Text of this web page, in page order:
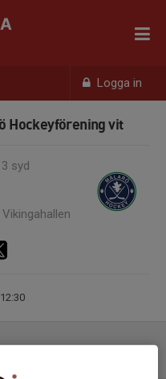
Logga in
Hockeyförening vit
syd